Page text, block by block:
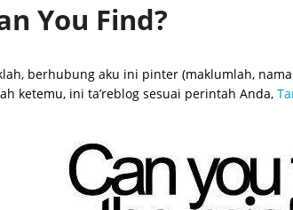
You Find?
berhubung aku ini pinter (maklumlah,
ketemu, ini ta’reblog sesuai perintah Anda,